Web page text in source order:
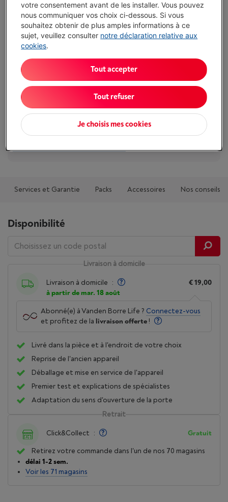
€ 14,99/ mois
Prolongez la durée de vie de vos appareils avec un seul
abonnement
Ce produit serait couvert15 ansaprès votre achat.
Plus d'infos
Atouts
Volume congélateur: 278 l
Alarme température: Oui, sonore et visuelle
Système froid congélateur: No Frost
Services et Garantie Packs Accessoires Nos conseils
Disponibilité
Livraison à domicile
Livraison à domicile :
à partir de mar. 18 août
€ 19,00
Abonné(e) à Vanden Borre Life ? Connectez-vous
et profitez de la livraison offerte !
Livré dans la pièce et à l'endroit de votre choix
Reprise de l'ancien appareil
Déballage et mise en service de l'appareil
Premier test et explications de spécialistes
Adaptation du sens d'ouverture de la porte
Retrait
Click&Collect : Gratuit
Retirez votre commande dans l'un de nos 70 magasins
délai 1-2 sem.
Voir les 71 magasins
votre consentement avant de les installer. Vous pouvez
nous communiquer vos choix ci-dessous. Si vous
souhaitez obtenir de plus amples informations à ce
sujet, veuillez consulter notre déclaration relative aux
cookies.
Je choisis mes cookies
Tout refuser
Tout accepter